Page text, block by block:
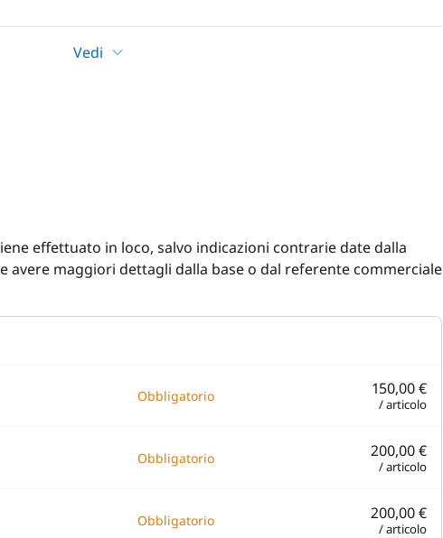
Electric Windlass
Vedi
effettuato in loco, salvo indicazioni contrarie date dalla
avere maggiori dettagli dalla base o dal referente commerciale
Obbligatorio 150,00 €
/ articolo
Obbligatorio 200,00 €
/ articolo
Obbligatorio 200,00 €
/ articolo